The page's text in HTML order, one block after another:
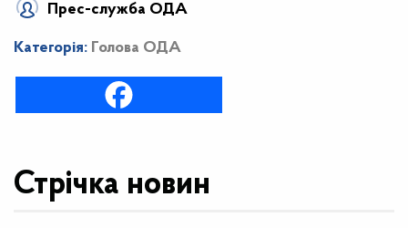
Прес-служба ОДА
Категорія: Голова ОДА
Стрічка новин